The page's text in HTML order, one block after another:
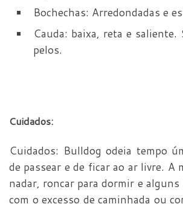
Bochechas: Arredondadas e
Cauda: baixa, reta e saliente.
pelos.
Cuidados:
Cuidados: Bulldog odeia tempo
de passear e de ficar ao ar livre. A
nadar, roncar para dormir e alguns
com o excesso de caminhada ou